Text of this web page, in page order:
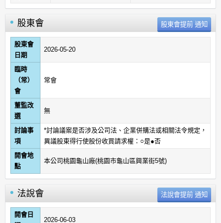
股東會
股東會
日期
2026-05-20
臨時
（常）
會
常會
董監改
選
無
討論事
項
*討論議案是否涉及公司法、企業併購法或相關法令規定，
異議股東得行使股份收買請求權：○是●否
開會地
點
本公司桃園龜山廠(桃園市龜山區興業街5號)
法說會
開會日
2026-06-03